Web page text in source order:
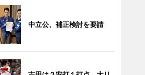
中立公、補正検討を要請